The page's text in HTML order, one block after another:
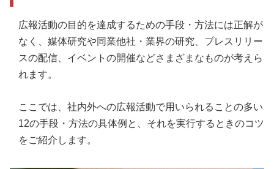
広報活動の目的を達成するための手段・方法には正解が
なく、媒体研究や同業他社・業界の研究、プレスリリー
スの配信、イベントの開催などさまざまなものが考えら
れます。
ここでは、社内外への広報活動で用いられることの多い
12の手段・方法の具体例と、それを実行するときのコツ
をご紹介します。